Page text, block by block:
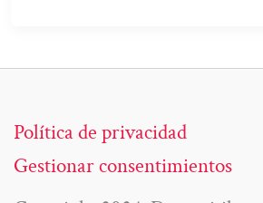
Política de privacidad
Gestionar consentimientos